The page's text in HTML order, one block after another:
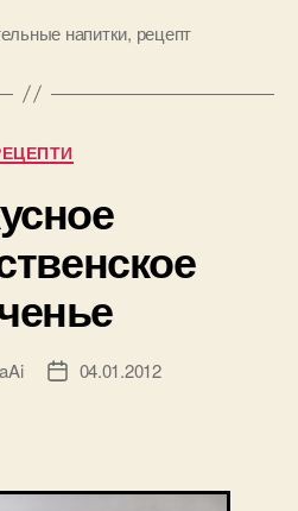
напитки, рецепт
Категорії
Дата04.01.2012